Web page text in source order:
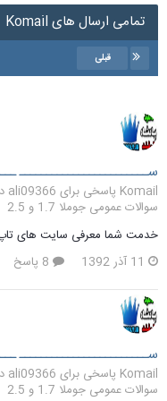
تمامی ارسال های Komail
قبلی
ســــــــــــــــــــــــ
Komail پاسخی برای ali09366 در یک موضوع ارسال کرد در
سوالات عمومی جوملا 1.7 و 2.5
خدمت شما معرفی سایت های
11 آذر 1392
ســــــــــــــــــــــــ
Komail پاسخی برای ali09366 در یک موضوع ارسال کرد در
سوالات عمومی جوملا 1.7 و 2.5